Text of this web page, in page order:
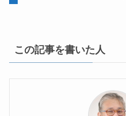
この記事を書いた人